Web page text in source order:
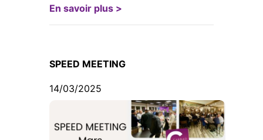
En savoir plus >
SPEED MEETING
14/03/2025